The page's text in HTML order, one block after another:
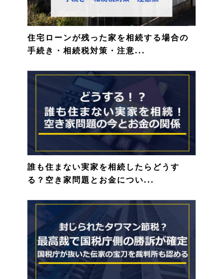
住宅ローンが残った家を相続する場合の
手続き・相続税対策・注意...
誰も住まない実家を相続したらどうす
る？空き家問題とお金につい...